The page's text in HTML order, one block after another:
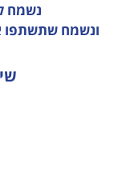
נשמח
ונשמח שתשתפו